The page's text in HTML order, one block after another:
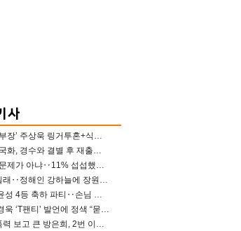
차예련, ‘김부장’ 주상욱 링거투혼+식스팩 비화 “옷 벗는데 아저씨는 안 된다고”(차장금)
‘나솔사계’ 국화, 경수와 결별 후 재출연…첫인상 3표 몰표
‘김부장’이 문제가 아냐‥11% 섭섭했던 ‘재벌X형사2’ 돈·빽 총동원해 컴백 [TV보고서]
원작이 뭐길래‥정해인 강하늘에 장원영까지 참여한 이 영화
이찬원, 황윤성 4등 축하 파티‥손님 모으려 블랙핑크 지수와 친한 척(편스토랑)[어제TV]
장윤정, 김경욱 ‘T팬티’ 발언에 정색 “묻지 않았는데, 그것도 성희롱”(장공장)
부친 가정폭력 보고 큰 방은희, 2번 이혼 후 잠수→母 고독사에 자책(특종세상)[어제TV]